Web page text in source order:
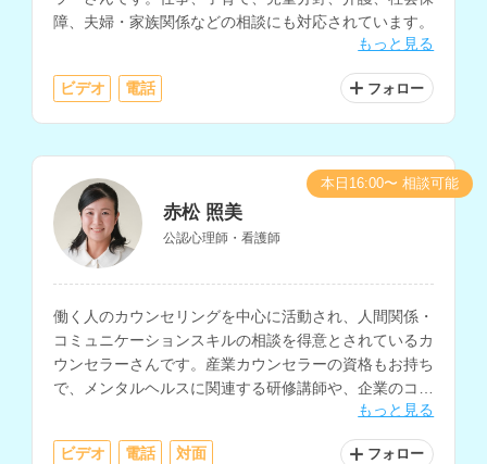
障、夫婦・家族関係などの相談にも対応されています。
もっと見る
ビデオ 電話 フォロー
赤松 照美
公認心理師・看護師
働く人のカウンセリングを中心に活動され、人間関係・
コミュニケーションスキルの相談を得意とされているカ
ウンセラーさんです。産業カウンセラーの資格もお持ち
で、メンタルヘルスに関連する研修講師や、企業のコン
もっと見る
ビデオ 電話 対面 フォロー
本日16:00〜 相談可能